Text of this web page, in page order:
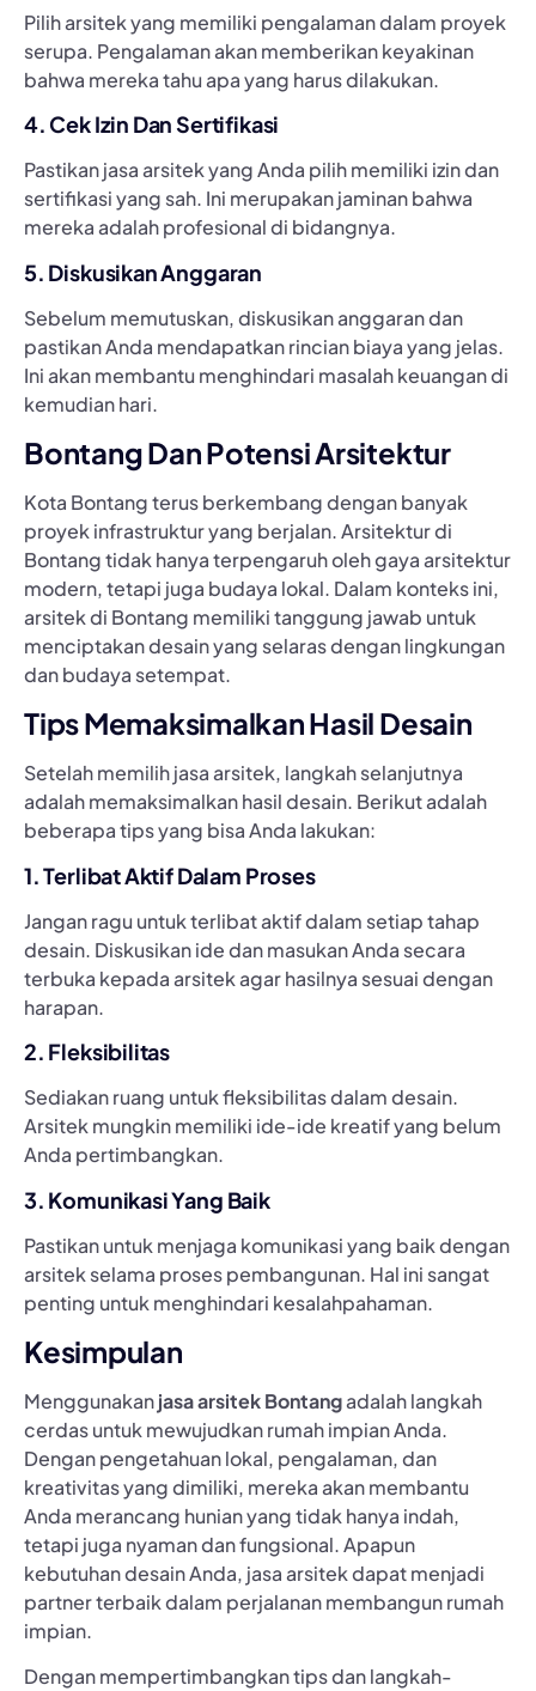
Pilih arsitek yang memiliki pengalaman dalam proyek
serupa. Pengalaman akan memberikan keyakinan
bahwa mereka tahu apa yang harus dilakukan.
4. Cek Izin Dan Sertifikasi
Pastikan jasa arsitek yang Anda pilih memiliki izin dan
sertifikasi yang sah. Ini merupakan jaminan bahwa
mereka adalah profesional di bidangnya.
5. Diskusikan Anggaran
Sebelum memutuskan, diskusikan anggaran dan
pastikan Anda mendapatkan rincian biaya yang jelas.
Ini akan membantu menghindari masalah keuangan di
kemudian hari.
Bontang Dan Potensi Arsitektur
Kota Bontang terus berkembang dengan banyak
proyek infrastruktur yang berjalan. Arsitektur di
Bontang tidak hanya terpengaruh oleh gaya arsitektur
modern, tetapi juga budaya lokal. Dalam konteks ini,
arsitek di Bontang memiliki tanggung jawab untuk
menciptakan desain yang selaras dengan lingkungan
dan budaya setempat.
Tips Memaksimalkan Hasil Desain
Setelah memilih jasa arsitek, langkah selanjutnya
adalah memaksimalkan hasil desain. Berikut adalah
beberapa tips yang bisa Anda lakukan:
1. Terlibat Aktif Dalam Proses
Jangan ragu untuk terlibat aktif dalam setiap tahap
desain. Diskusikan ide dan masukan Anda secara
terbuka kepada arsitek agar hasilnya sesuai dengan
harapan.
2. Fleksibilitas
Sediakan ruang untuk fleksibilitas dalam desain.
Arsitek mungkin memiliki ide-ide kreatif yang belum
Anda pertimbangkan.
3. Komunikasi Yang Baik
Pastikan untuk menjaga komunikasi yang baik dengan
arsitek selama proses pembangunan. Hal ini sangat
penting untuk menghindari kesalahpahaman.
Kesimpulan
Menggunakanjasa arsitek Bontangadalah langkah
cerdas untuk mewujudkan rumah impian Anda.
Dengan pengetahuan lokal, pengalaman, dan
kreativitas yang dimiliki, mereka akan membantu
Anda merancang hunian yang tidak hanya indah,
tetapi juga nyaman dan fungsional. Apapun
kebutuhan desain Anda, jasa arsitek dapat menjadi
partner terbaik dalam perjalanan membangun rumah
impian.
Dengan mempertimbangkan tips dan langkah-